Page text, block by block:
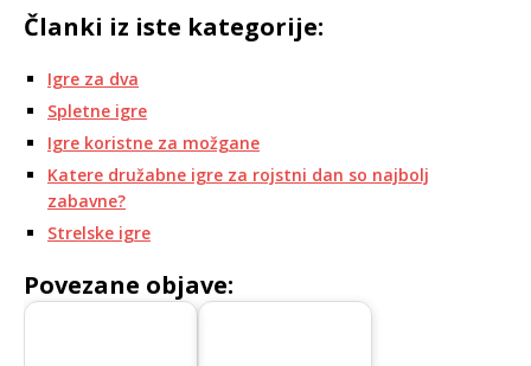
Članki iz iste kategorije:
Igre za dva
Spletne igre
Igre koristne za možgane
Katere družabne igre za rojstni dan so najbolj
zabavne?
Strelske igre
Povezane objave: